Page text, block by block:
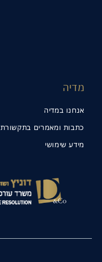
מדיה
אנחנו במדיה
כתבות ומאמרים בתקשורת
מידע שימושי